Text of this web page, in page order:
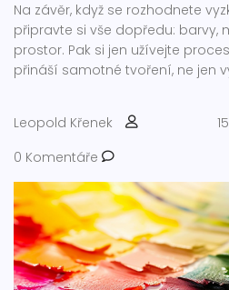
Na závěr, když se rozhodnete
připravte si vše dopředu: barvy,
prostor. Pak si jen užívejte
přináší samotné tvoření, ne jen
Leopold Křenek
0 Komentáře